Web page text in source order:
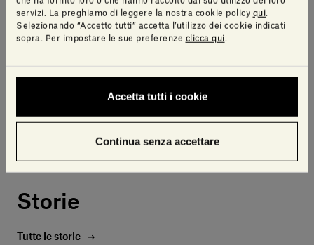
servizi. La preghiamo di leggere la nostra cookie policy qui.
Selezionando “Accetto tutti” accetta l’utilizzo dei cookie indicati
sopra. Per impostare le sue preferenze clicca qui.
Accetta tutti i cookie
Continua senza accettare
Storie
Tutte le storie